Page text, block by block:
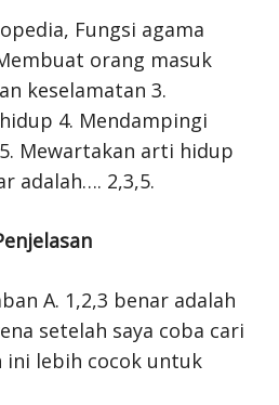
Fungsi agama
orang masuk
keselamatan 3.
4. Mendampingi
Mewartakan arti hidup
adalah…. 2,3,5.
A. 1,2,3 benar adalah
setelah saya coba cari
ini lebih cocok untuk